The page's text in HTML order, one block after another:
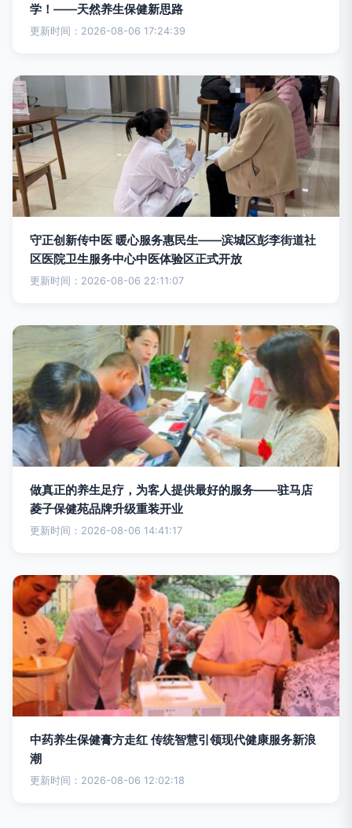
学！——天然养生保健新思路
更新时间：2026-08-06 17:24:39
守正创新传中医 暖心服务惠民生——滨城区彭李街道社
区医院卫生服务中心中医体验区正式开放
更新时间：2026-08-06 22:11:07
做真正的养生足疗，为客人提供最好的服务——驻马店
菱子保健苑品牌升级重装开业
更新时间：2026-08-06 14:41:17
中药养生保健膏方走红 传统智慧引领现代健康服务新浪
潮
更新时间：2026-08-06 12:02:18